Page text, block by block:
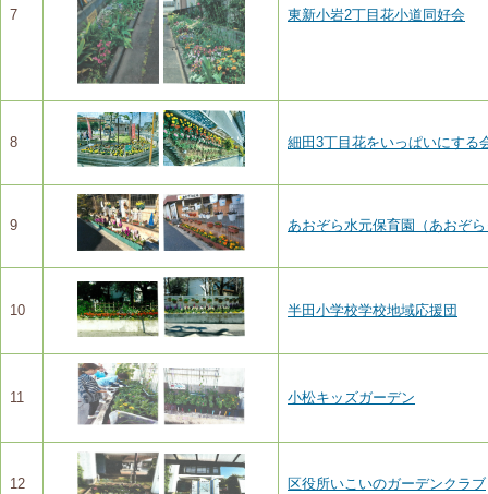
7 東新小岩2丁目花小道同好会
8 細田3丁目花をいっぱいにする
9 あおぞら水元保育園（あおぞ
10 半田小学校学校地域応援団
11 小松キッズガーデン
12 区役所いこいのガーデンクラブ